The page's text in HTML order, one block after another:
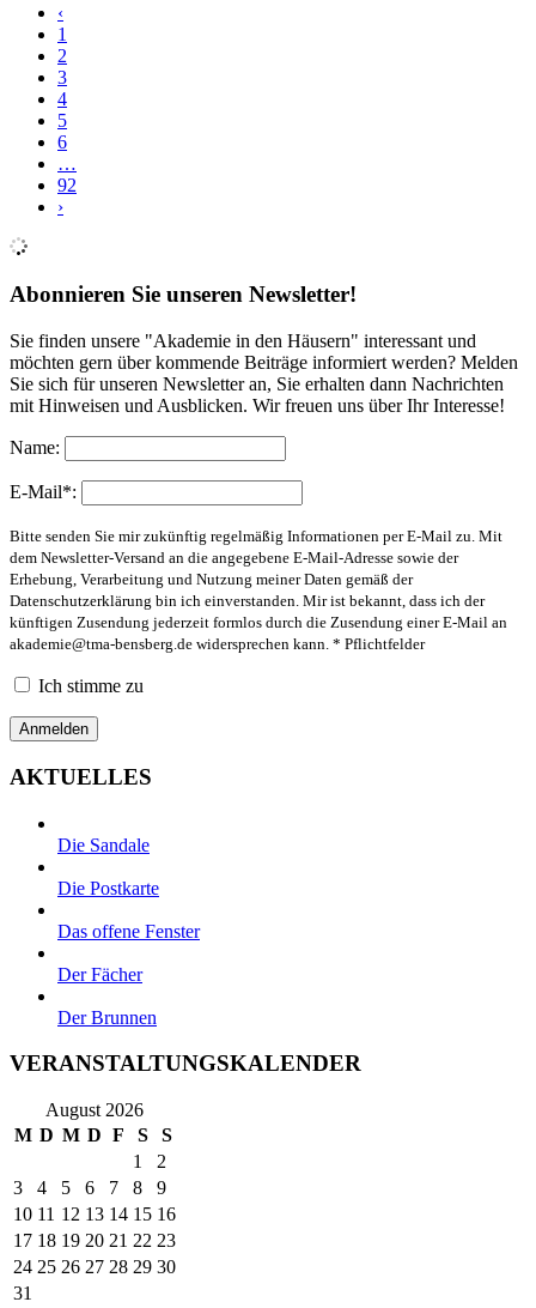
‹
1
2
3
4
5
6
…
92
›
Abonnieren Sie unseren Newsletter!
Sie finden unsere "Akademie in den Häusern" interessant und
möchten gern über kommende Beiträge informiert werden? Melden
Sie sich für unseren Newsletter an, Sie erhalten dann Nachrichten
mit Hinweisen und Ausblicken. Wir freuen uns über Ihr Interesse!
Name:
E-Mail*:
Bitte senden Sie mir zukünftig regelmäßig Informationen per E-Mail zu. Mit
dem Newsletter-Versand an die angegebene E-Mail-Adresse sowie der
Erhebung, Verarbeitung und Nutzung meiner Daten gemäß der
Datenschutzerklärung bin ich einverstanden. Mir ist bekannt, dass ich der
künftigen Zusendung jederzeit formlos durch die Zusendung einer E-Mail an
akademie@tma-bensberg.de widersprechen kann. * Pflichtfelder
Ich stimme zu
AKTUELLES
Die Sandale
Die Postkarte
Das offene Fenster
Der Fächer
Der Brunnen
VERANSTALTUNGSKALENDER
August 2026
M D M D F S S
1
2
3
4 5 6 7 8
9
10 11 12 13 14 15 16
17 18 19 20 21 22 23
24 25 26 27 28 29 30
31